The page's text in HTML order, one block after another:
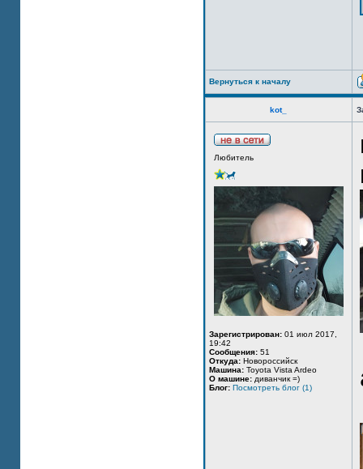
Вернуться к началу
kot_
Любитель
Зарегистрирован: 01 июл 2017,
19:42
Сообщения: 51
Откуда: Новороссийск
Машина: Toyota Vista Ardeo
О машине: диванчик =)
Блог: Посмотреть блог (1)